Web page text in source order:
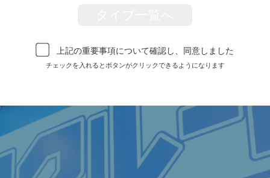
上記の重要事項について確認し、同意しました
チェックを入れるとボタンがクリックできるようになります